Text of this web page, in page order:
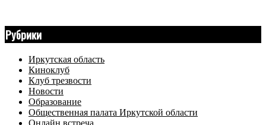
Рубрики
Иркутская область
Киноклуб
Клуб трезвости
Новости
Образование
Общественная палата Иркутской области